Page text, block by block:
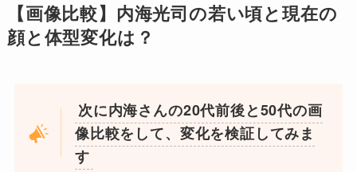
【画像比較】内海光司の若い頃と現在の
顔と体型変化は？
次に内海さんの20代前後と50代の画
像比較をして、変化を検証してみま
す